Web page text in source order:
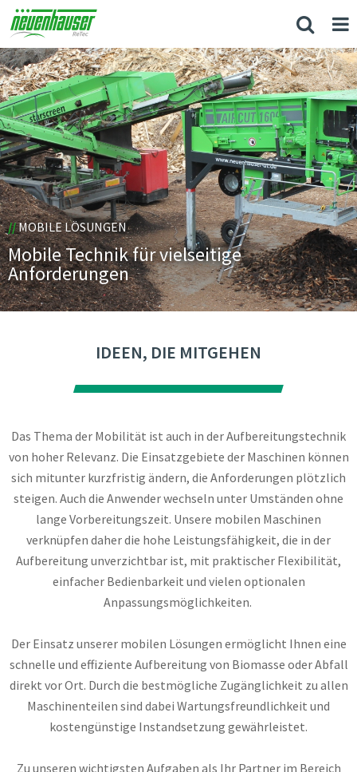
//MOBILE LÖSUNGEN
Mobile Technik für vielseitige
Anforderungen
IDEEN, DIE MITGEHEN
Das Thema der Mobilität ist auch in der Aufbereitungstechnik
von hoher Relevanz. Die Einsatzgebiete der Maschinen können
sich mitunter kurzfristig ändern, die Anforderungen plötzlich
steigen. Auch die Anwender wechseln unter Umständen ohne
lange Vorbereitungszeit. Unsere mobilen Maschinen
verknüpfen daher die hohe Leistungsfähigkeit, die in der
Aufbereitung unverzichtbar ist, mit praktischer Flexibilität,
einfacher Bedienbarkeit und vielen optionalen
Anpassungsmöglichkeiten.
Der Einsatz unserer mobilen Lösungen ermöglicht Ihnen eine
schnelle und effiziente Aufbereitung von Biomasse oder Abfall
direkt vor Ort. Durch die bestmögliche Zugänglichkeit zu allen
Maschinenteilen sind dabei Wartungsfreundlichkeit und
kostengünstige Instandsetzung gewährleistet.
Zu unseren wichtigsten Aufgaben als Ihr Partner im Bereich